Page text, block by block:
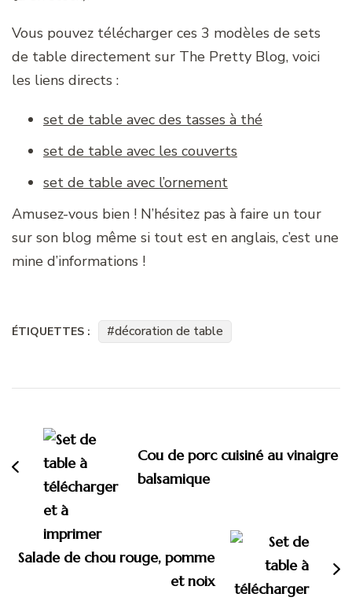
Vous pouvez télécharger ces 3 modèles de sets
de table directement sur The Pretty Blog, voici
les liens directs :
set de table avec des tasses à thé
set de table avec les couverts
set de table avec l’ornement
Amusez-vous bien ! N’hésitez pas à faire un tour
sur son blog même si tout est en anglais, c’est une
mine d’informations !
ÉTIQUETTES : décoration de table
d'article
Cou de porc cuisiné au vinaigre
balsamique
Salade de chou rouge, pomme
et noix